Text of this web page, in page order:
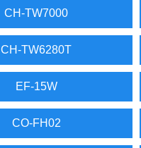
CH-TW7000
CH-TW6280T
EF-15W
CO-FH02